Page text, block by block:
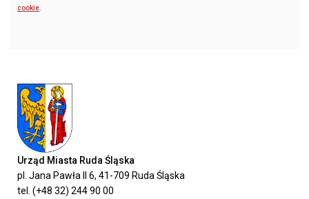
cookie
Urząd Miasta Ruda Śląska
pl. Jana Pawła II 6, 41-709 Ruda Śląska
tel. (+48 32) 244 90 00